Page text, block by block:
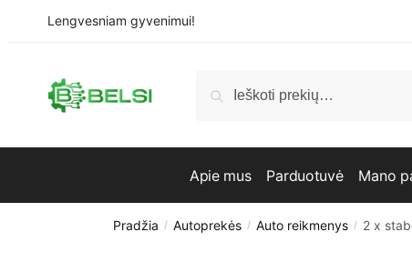
Lengvesniam gyvenimui!
Ieškoti
Apie mus Parduotuvė Mano
Pradžia / Autoprekės / Auto reikmenys / 2 x